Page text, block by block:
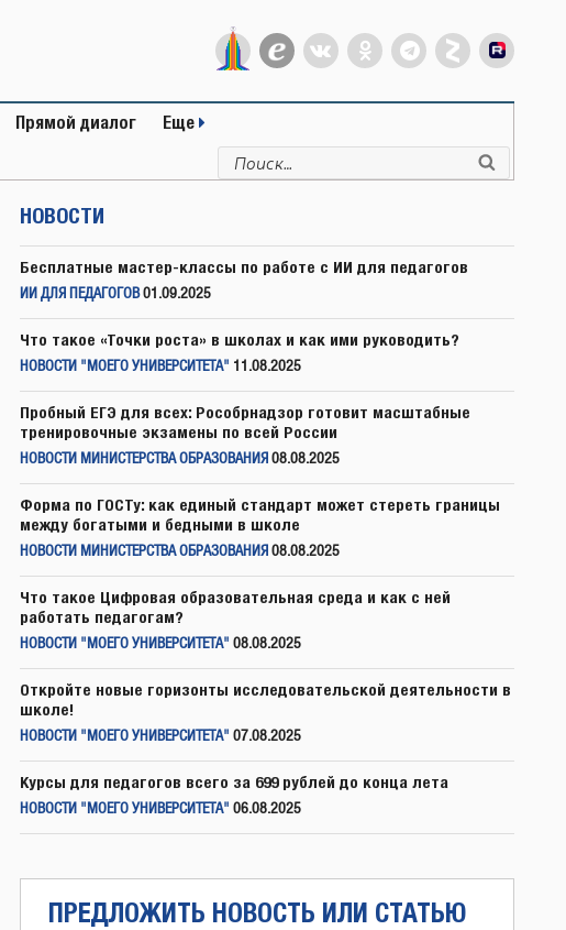
Прямой диалог Еще
Искать:
НОВОСТИ
Бесплатные мастер-классы по работе с ИИ для педагогов
ИИ ДЛЯ ПЕДАГОГОВ 01.09.2025
Что такое «Точки роста» в школах и как ими руководить?
НОВОСТИ "МОЕГО УНИВЕРСИТЕТА" 11.08.2025
Пробный ЕГЭ для всех: Рособрнадзор готовит масштабные
тренировочные экзамены по всей России
НОВОСТИ МИНИСТЕРСТВА ОБРАЗОВАНИЯ 08.08.2025
Форма по ГОСТу: как единый стандарт может стереть границы
между богатыми и бедными в школе
НОВОСТИ МИНИСТЕРСТВА ОБРАЗОВАНИЯ 08.08.2025
Что такое Цифровая образовательная среда и как с ней
работать педагогам?
НОВОСТИ "МОЕГО УНИВЕРСИТЕТА" 08.08.2025
Откройте новые горизонты исследовательской деятельности в
школе!
НОВОСТИ "МОЕГО УНИВЕРСИТЕТА" 07.08.2025
Курсы для педагогов всего за 699 рублей до конца лета
НОВОСТИ "МОЕГО УНИВЕРСИТЕТА" 06.08.2025
ПРЕДЛОЖИТЬ НОВОСТЬ ИЛИ СТАТЬЮ